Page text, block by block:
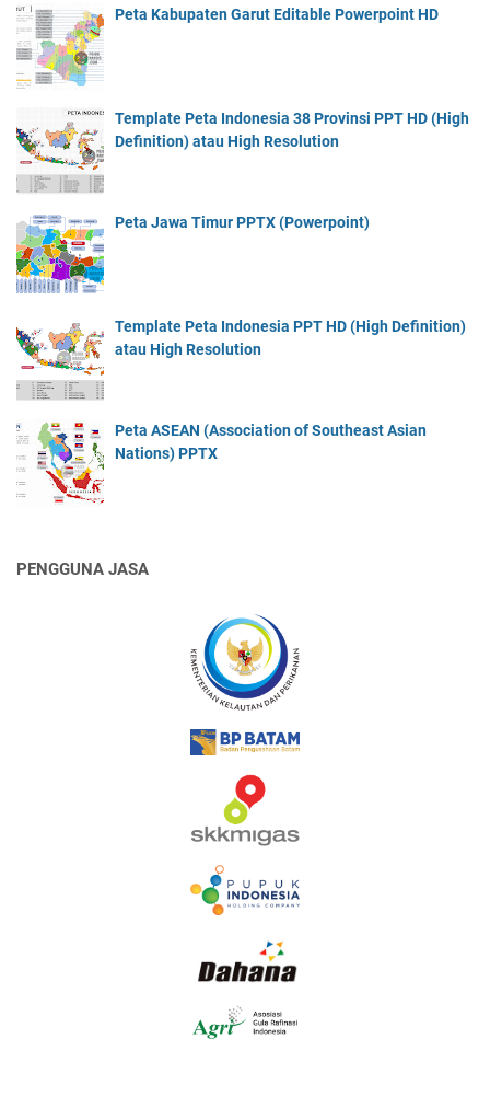
Peta Kabupaten Garut Editable Powerpoint HD
Template Peta Indonesia 38 Provinsi PPT HD (High
Definition) atau High Resolution
Peta Jawa Timur PPTX (Powerpoint)
Template Peta Indonesia PPT HD (High Definition)
atau High Resolution
Peta ASEAN (Association of Southeast Asian
Nations) PPTX
PENGGUNA JASA